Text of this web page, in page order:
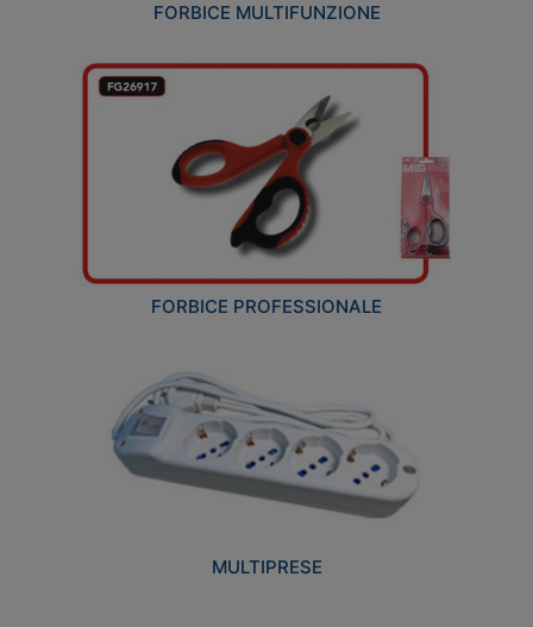
FORBICE MULTIFUNZIONE
FORBICE PROFESSIONALE
MULTIPRESE